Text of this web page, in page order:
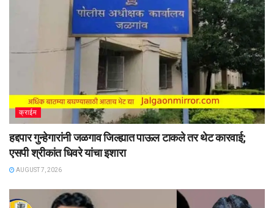
क्राईम
हद्दपार गुन्हेगारांनी जळगाव जिल्ह्यात पाऊल टाकले तर थेट कारवाई;
एसपी श्रीकांत धिवरे यांचा इशारा
AUGUST 7, 2026